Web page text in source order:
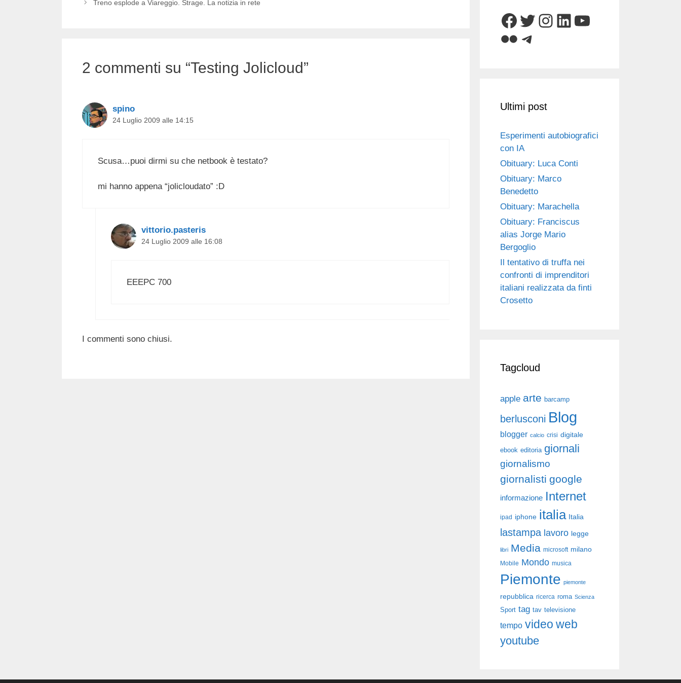
Treno esplode a Viareggio. Strage. La notizia in rete
2 commenti su “Testing Jolicloud”
spino
24 Luglio 2009 alle 14:15
Scusa…puoi dirmi su che netbook è testato?
mi hanno appena “jolicloudato” :D
vittorio.pasteris
24 Luglio 2009 alle 16:08
EEEPC 700
I commenti sono chiusi.
Facebook
Twitter
Instagram
LinkedIn
YouTube
FlickrTelegram
Ultimi post
Esperimenti autobiografici
con IA
Obituary: Luca Conti
Obituary: Marco
Benedetto
Obituary: Marachella
Obituary: Franciscus
alias Jorge Mario
Bergoglio
Il tentativo di truffa nei
confronti di imprenditori
italiani realizzata da finti
Crosetto
Tagcloud
apple arte barcamp
berlusconi Blog
blogger calcio crisi digitale
ebook editoria giornali
giornalismo
giornalisti google
informazione Internet
ipad iphone italia Italia
lastampa lavoro legge
libri Media microsoft milano
Mobile Mondo musica
Piemonte piemonte
repubblica ricerca roma Scienza
Sport tag tav televisione
tempo video web
youtube